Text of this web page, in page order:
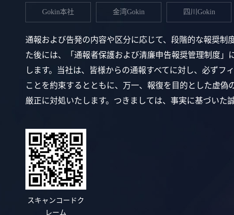
Gokin本社 金湾Gokin 四川Gokin
通報および告発の内容や区分に応じて、段階的な報奨制
た後には、「通報者保護および清廉申告報奨管理制度」
します。当社は、皆様からの通報すべてに対し、必ずフ
ことを約束するとともに、万一、報復を目的とした虚偽
厳正に対処いたします。つきましては、事実に基づいた
スキャンコードク
レーム